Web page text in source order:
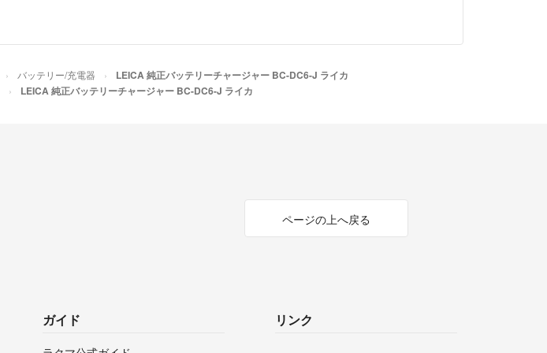
改めての購入や他商品のお取引もできませんので
ご了承くださいませ。
複数いらっしゃいますのでご注意ください。
当方一切関係なく、都度事務局に対応相談中です。出品情報の転載や
バッテリー/充電器 LEICA 純正バッテリーチャージャー BC-DC6-J ライカ
LEICA 純正バッテリーチャージャー BC-DC6-J ライカ
ページの上へ戻る
ガイド リンク